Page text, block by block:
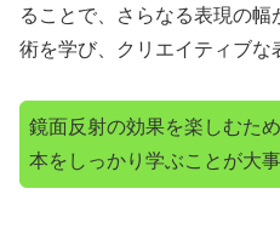
ることで、さらなる表現の
術を学び、クリエイティブな
鏡面反射の効果を楽しむた
本をしっかり学ぶことが大事